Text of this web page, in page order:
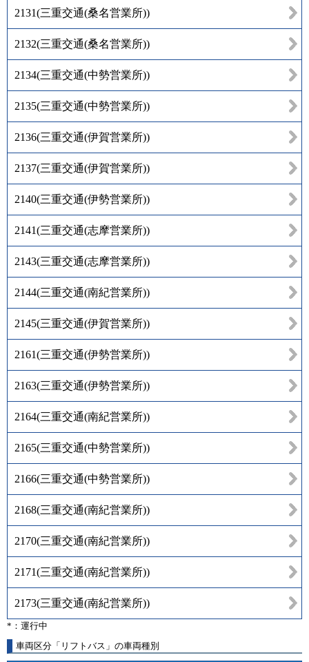
2131(三重交通(桑名営業所))
2132(三重交通(桑名営業所))
2134(三重交通(中勢営業所))
2135(三重交通(中勢営業所))
2136(三重交通(伊賀営業所))
2137(三重交通(伊賀営業所))
2140(三重交通(伊勢営業所))
2141(三重交通(志摩営業所))
2143(三重交通(志摩営業所))
2144(三重交通(南紀営業所))
2145(三重交通(伊賀営業所))
2161(三重交通(伊勢営業所))
2163(三重交通(伊勢営業所))
2164(三重交通(南紀営業所))
2165(三重交通(中勢営業所))
2166(三重交通(中勢営業所))
2168(三重交通(南紀営業所))
2170(三重交通(南紀営業所))
2171(三重交通(南紀営業所))
2173(三重交通(南紀営業所))
*：運行中
車両区分「リフトバス」の車両種別